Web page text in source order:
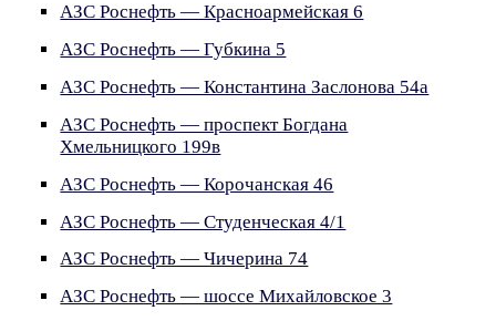
АЗС Роснефть — Красноармейская 6
АЗС Роснефть — Губкина 5
АЗС Роснефть — Константина Заслонова 54а
АЗС Роснефть — проспект Богдана
Хмельницкого 199в
АЗС Роснефть — Корочанская 46
АЗС Роснефть — Студенческая 4/1
АЗС Роснефть — Чичерина 74
АЗС Роснефть — шоссе Михайловское 3